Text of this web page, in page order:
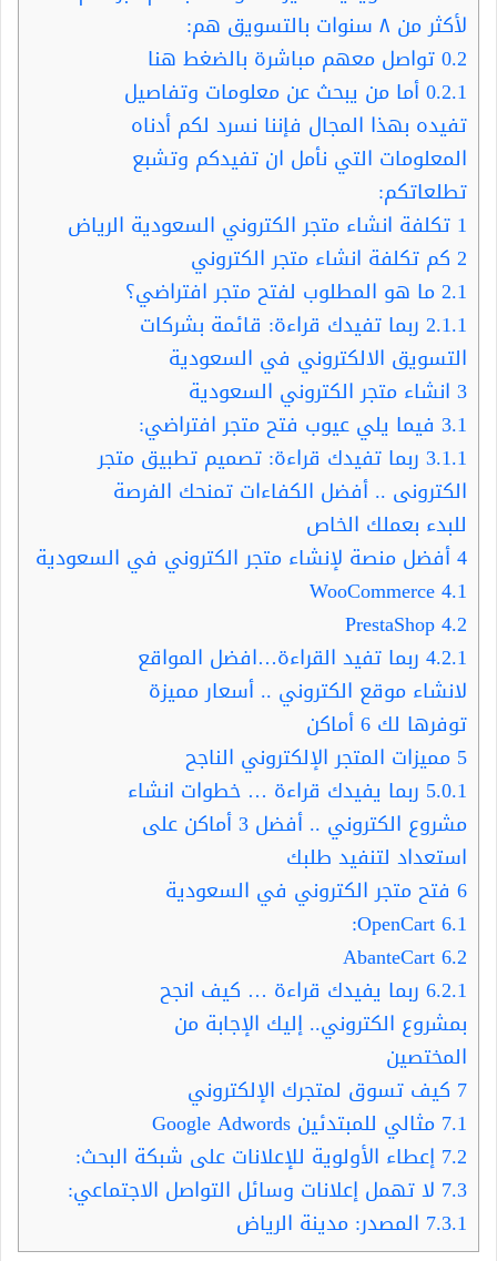
لأكثر من ٨ سنوات بالتسويق هم:
0.2تواصل معهم مباشرة بالضغط هنا
0.2.1أما من يبحث عن معلومات وتفاصيل
تفيده بهذا المجال فإننا نسرد لكم أدناه
المعلومات التي نأمل ان تفيدكم وتشبع
تطلعاتكم:
1 تكلفة انشاء متجر الكتروني السعودية الرياض
2 كم تكلفة انشاء متجر الكتروني
2.1ما هو المطلوب لفتح متجر افتراضي؟
2.1.1 ربما تفيدك قراءة: قائمة بشركات
التسويق الالكتروني في السعودية
3 انشاء متجر الكتروني السعودية
3.1 فيما يلي عيوب فتح متجر افتراضي:
3.1.1 ربما تفيدك قراءة: تصميم تطبيق متجر
الكترونى .. أفضل الكفاءات تمنحك الفرصة
للبدء بعملك الخاص
4أفضل منصة لإنشاء متجر الكتروني في السعودية
4.1
4.2
4.2.1 ربما تفيد القراءة…افضل المواقع
لانشاء موقع الكتروني .. أسعار مميزة
توفرها لك 6 أماكن
5 مميزات المتجر الإلكتروني الناجح
5.0.1 ربما يفيدك قراءة … خطوات انشاء
مشروع الكتروني .. أفضل 3 أماكن على
استعداد لتنفيد طلبك
6 فتح متجر الكتروني في السعودية
6.1
6.2
6.2.1 ربما يفيدك قراءة … كيف انجح
بمشروع الكتروني.. إليك الإجابة من
المختصين
7 كيف تسوق لمتجرك الإلكتروني
7.1 مثالي للمبتدئين Google Adwords
7.2 إعطاء الأولوية للإعلانات على شبكة البحث:
7.3 لا تهمل إعلانات وسائل التواصل الاجتماعي:
7.3.1 المصدر: مدينة الرياض